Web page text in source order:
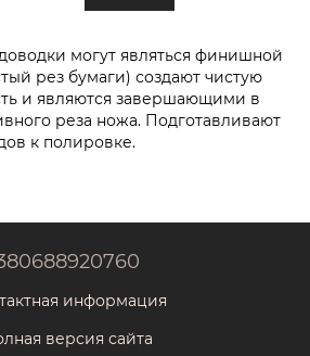
могут являться финишной
рез бумаги) создают чистую
и являются завершающими в
реза ножа. Подготавливают
к полировке.
информация
версия сайта